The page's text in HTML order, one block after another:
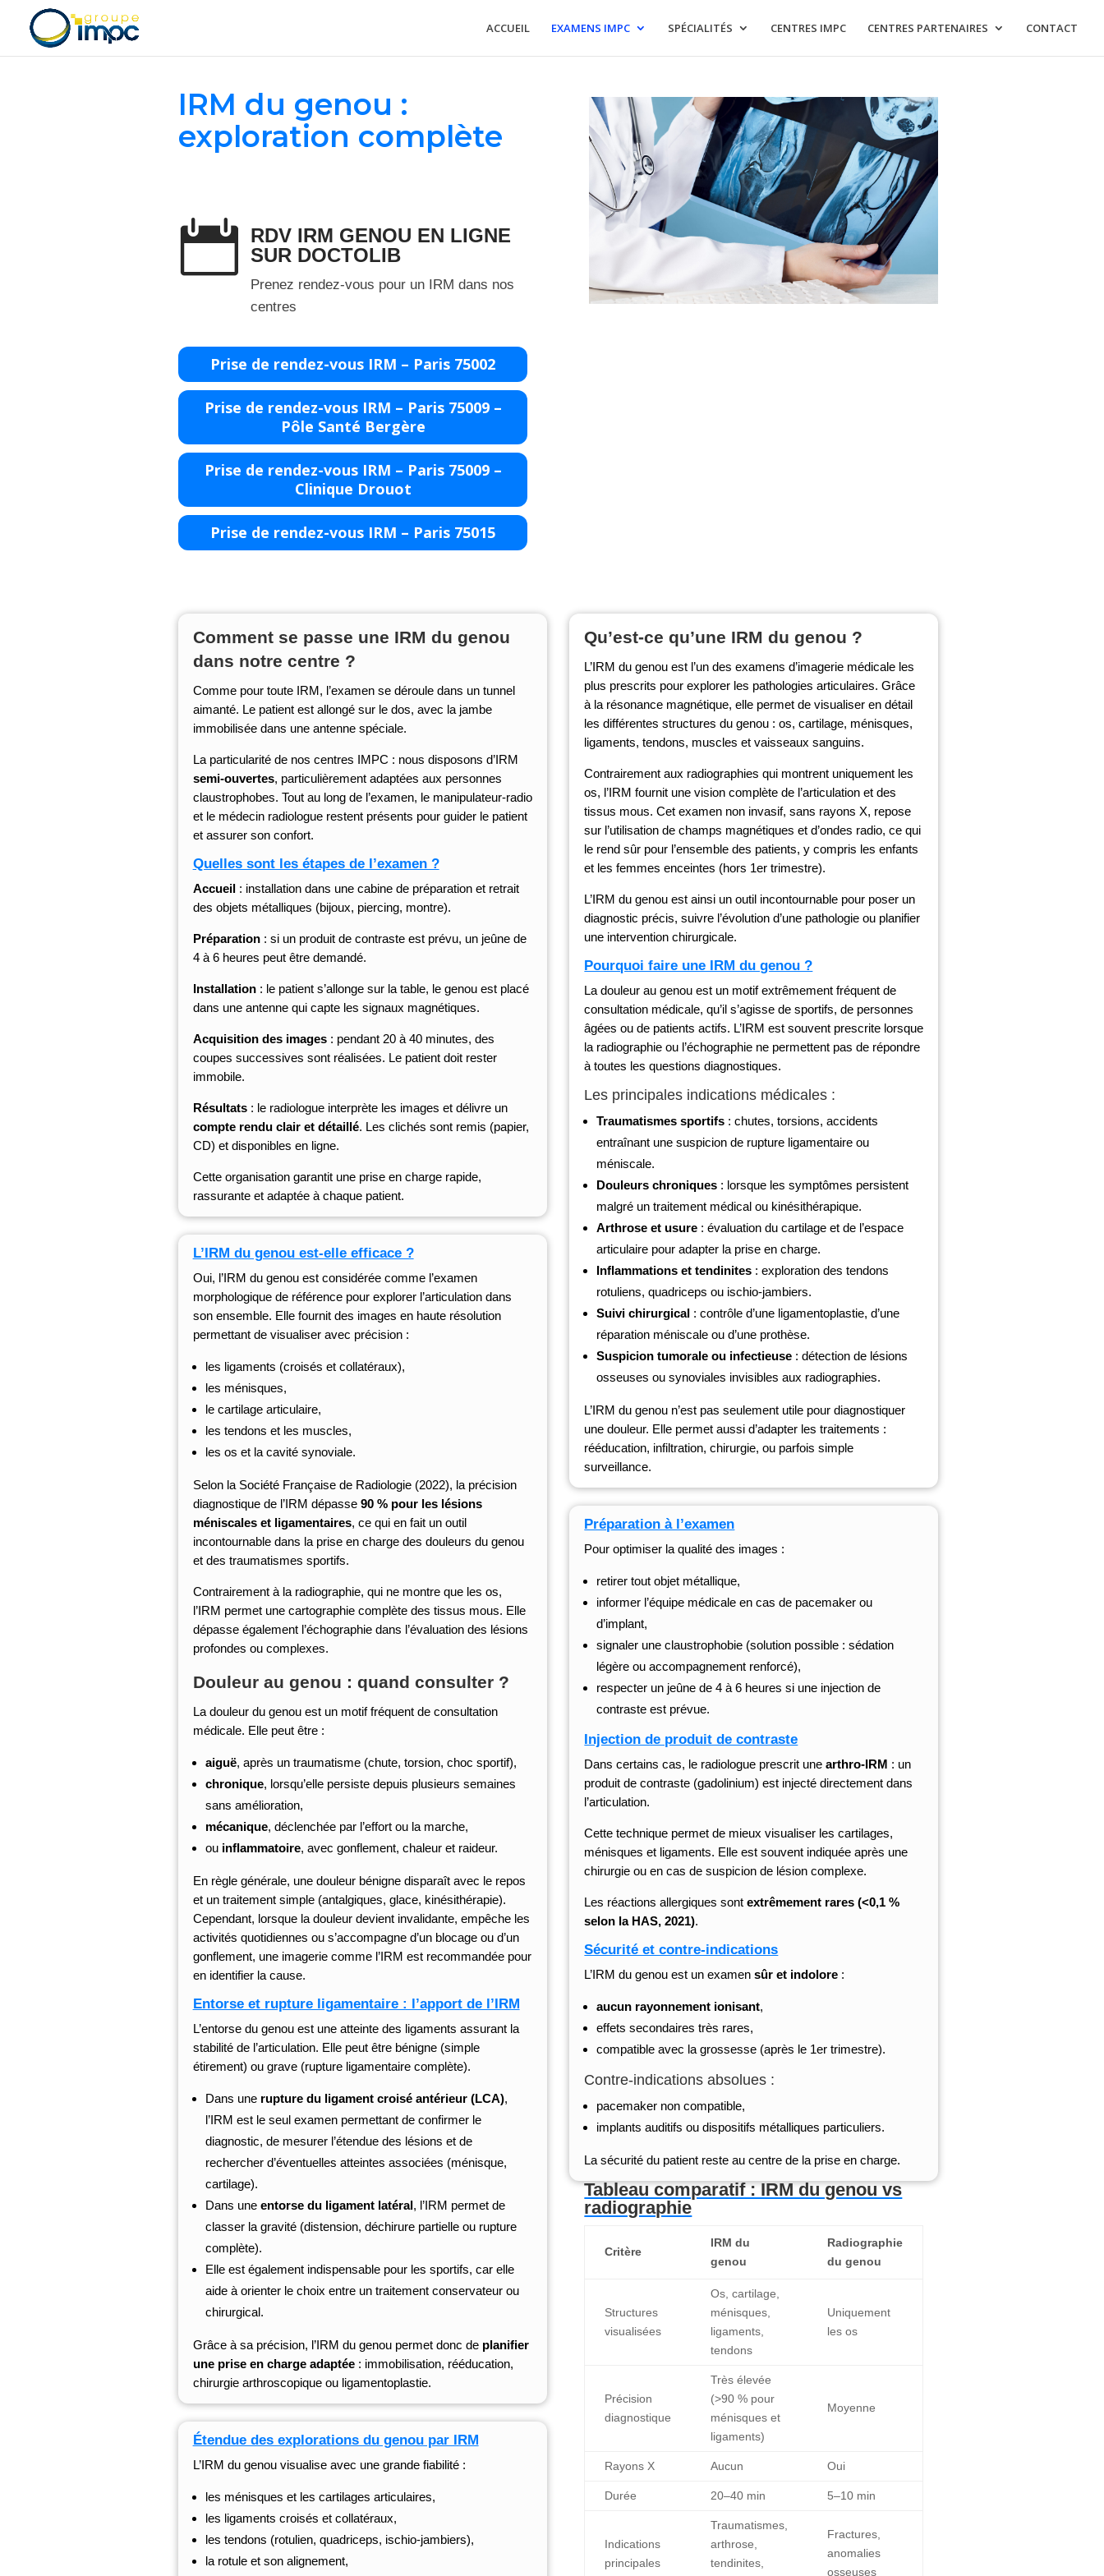
ACCUEIL EXAMENS IMPC SPÉCIALITÉS CENTRES IMPC CENTRES PARTENAIRES CONTACT
IRM du genou :
exploration complète
 RDV IRM GENOU EN LIGNE
SUR DOCTOLIB
Prenez rendez-vous pour un IRM dans nos
centres
Prise de rendez-vous IRM – Paris 75002
Prise de rendez-vous IRM – Paris 75009 –
Pôle Santé Bergère
Prise de rendez-vous IRM – Paris 75009 –
Clinique Drouot
Prise de rendez-vous IRM – Paris 75015
Comment se passe une IRM du genou
dans notre centre ?
Comme pour toute IRM, l’examen se déroule dans un tunnel
aimanté. Le patient est allongé sur le dos, avec la jambe
immobilisée dans une antenne spéciale.
La particularité de nos centres IMPC : nous disposons d’IRM
semi-ouvertes, particulièrement adaptées aux personnes
claustrophobes. Tout au long de l’examen, le manipulateur-radio
et le médecin radiologue restent présents pour guider le patient
et assurer son confort.
Quelles sont les étapes de l’examen ?
Accueil: installation dans une cabine de préparation et retrait
des objets métalliques (bijoux, piercing, montre).
Préparation: si un produit de contraste est prévu, un jeûne de
4 à 6 heures peut être demandé.
Installation: le patient s’allonge sur la table, le genou est placé
dans une antenne qui capte les signaux magnétiques.
Acquisition des images: pendant 20 à 40 minutes, des
coupes successives sont réalisées. Le patient doit rester
immobile.
Résultats: le radiologue interprète les images et délivre un
compte rendu clair et détaillé. Les clichés sont remis (papier,
CD) et disponibles en ligne.
Cette organisation garantit une prise en charge rapide,
rassurante et adaptée à chaque patient.
L’IRM du genou est-elle efficace ?
Oui, l’IRM du genouest considérée comme l’examen
morphologique de référence pour explorer l’articulation dans
son ensemble. Elle fournit des images en haute résolution
permettant de visualiser avec précision :
les ligaments (croisés et collatéraux),
les ménisques,
le cartilage articulaire,
les tendons et les muscles,
les os et la cavité synoviale.
Selon la Société Française de Radiologie (2022), la précision
diagnostique de l’IRM dépasse 90 % pour les lésions
méniscales et ligamentaires, ce qui en fait un outil
incontournable dans la prise en charge des douleurs du genou
et des traumatismes sportifs.
Contrairement à la radiographie, qui ne montre que les os,
l’IRM permet une cartographie complète des tissus mous. Elle
dépasse également l’échographie dans l’évaluation des lésions
profondes ou complexes.
Douleur au genou : quand consulter ?
La douleur du genou est un motif fréquent de consultation
médicale. Elle peut être :
aiguë, après un traumatisme (chute, torsion, choc sportif),
chronique, lorsqu’elle persiste depuis plusieurs semaines
sans amélioration,
mécanique, déclenchée par l’effort ou la marche,
ou inflammatoire, avec gonflement, chaleur et raideur.
En règle générale, une douleur bénigne disparaît avec le repos
et un traitement simple (antalgiques, glace, kinésithérapie).
Cependant, lorsque la douleur devient invalidante, empêche les
activités quotidiennes ou s’accompagne d’un blocage ou d’un
gonflement, une imagerie comme l’IRM est recommandée pour
en identifier la cause.
Entorse et rupture ligamentaire : l’apport de l’IRM
L’entorse du genou est une atteinte des ligaments assurant la
stabilité de l’articulation. Elle peut être bénigne (simple
étirement) ou grave (rupture ligamentaire complète).
Dans une rupture du ligament croisé antérieur (LCA),
l’IRM est le seul examen permettant de confirmer le
diagnostic, de mesurer l’étendue des lésions et de
rechercher d’éventuelles atteintes associées (ménisque,
cartilage).
Dans une entorse du ligament latéral, l’IRM permet de
classer la gravité (distension, déchirure partielle ou rupture
complète).
Elle est également indispensable pour les sportifs, car elle
aide à orienter le choix entre un traitement conservateur ou
chirurgical.
Grâce à sa précision, l’IRM du genou permet donc de planifier
une prise en charge adaptée: immobilisation, rééducation,
chirurgie arthroscopique ou ligamentoplastie.
Étendue des explorations du genou par IRM
L’IRM du genou visualise avec une grande fiabilité :
les ménisques et les cartilages articulaires,
les ligaments croisés et collatéraux,
les tendons (rotulien, quadriceps, ischio-jambiers),
la rotule et son alignement,
Qu’est-ce qu’une IRM du genou ?
L’IRM du genou est l’un des examens d’imagerie médicale les
plus prescrits pour explorer les pathologies articulaires. Grâce
à la résonance magnétique, elle permet de visualiser en détail
les différentes structures du genou : os, cartilage, ménisques,
ligaments, tendons, muscles et vaisseaux sanguins.
Contrairement aux radiographies qui montrent uniquement les
os, l’IRM fournit une vision complète de l’articulation et des
tissus mous. Cet examen non invasif, sans rayons X, repose
sur l’utilisation de champs magnétiques et d’ondes radio, ce qui
le rend sûr pour l’ensemble des patients, y compris les enfants
et les femmes enceintes (hors 1er trimestre).
L’IRM du genou est ainsi un outil incontournable pour poser un
diagnostic précis, suivre l’évolution d’une pathologie ou planifier
une intervention chirurgicale.
Pourquoi faire une IRM du genou ?
La douleur au genou est un motif extrêmement fréquent de
consultation médicale, qu’il s’agisse de sportifs, de personnes
âgées ou de patients actifs. L’IRM est souvent prescrite lorsque
la radiographie ou l’échographie ne permettent pas de répondre
à toutes les questions diagnostiques.
Les principales indications médicales :
Traumatismes sportifs : chutes, torsions, accidents
entraînant une suspicion de rupture ligamentaire ou
méniscale.
Douleurs chroniques : lorsque les symptômes persistent
malgré un traitement médical ou kinésithérapique.
Arthrose et usure : évaluation du cartilage et de l’espace
articulaire pour adapter la prise en charge.
Inflammations et tendinites : exploration des tendons
rotuliens, quadriceps ou ischio-jambiers.
Suivi chirurgical : contrôle d’une ligamentoplastie, d’une
réparation méniscale ou d’une prothèse.
Suspicion tumorale ou infectieuse : détection de lésions
osseuses ou synoviales invisibles aux radiographies.
L’IRM du genou n’est pas seulement utile pour diagnostiquer
une douleur. Elle permet aussi d’adapter les traitements :
rééducation, infiltration, chirurgie, ou parfois simple
surveillance.
Préparation à l’examen
Pour optimiser la qualité des images :
retirer tout objet métallique,
informer l’équipe médicale en cas de pacemaker ou
d’implant,
signaler une claustrophobie (solution possible : sédation
légère ou accompagnement renforcé),
respecter un jeûne de 4 à 6 heures si une injection de
contraste est prévue.
Injection de produit de contraste
Dans certains cas, le radiologue prescrit unearthro-IRM : un
produit de contraste (gadolinium) est injecté directement dans
l’articulation.
Cette technique permet de mieux visualiser les cartilages,
ménisques et ligaments. Elle est souvent indiquée après une
chirurgie ou en cas de suspicion de lésion complexe.
Les réactions allergiques sontextrêmement rares (<0,1 %
selon la HAS, 2021).
Sécurité et contre-indications
L’IRM du genou est un examensûr et indolore :
aucun rayonnement ionisant,
effets secondaires très rares,
compatible avec la grossesse (après le 1er trimestre).
Contre-indications absolues :
pacemaker non compatible,
implants auditifs ou dispositifs métalliques particuliers.
La sécurité du patient reste au centre de la prise en charge.
Tableau comparatif : IRM du genou vs
radiographie
Critère
IRM du
genou
Radiographie
du genou
Structures
visualisées
Os, cartilage,
ménisques,
ligaments,
tendons
Uniquement
les os
Précision
diagnostique
Très élevée
(>90 % pour
ménisques et
ligaments)
Moyenne
Rayons X Aucun Oui
Durée 20–40 min 5–10 min
Indications
principales
Traumatismes,
arthrose,
tendinites,
Fractures,
anomalies
osseuses